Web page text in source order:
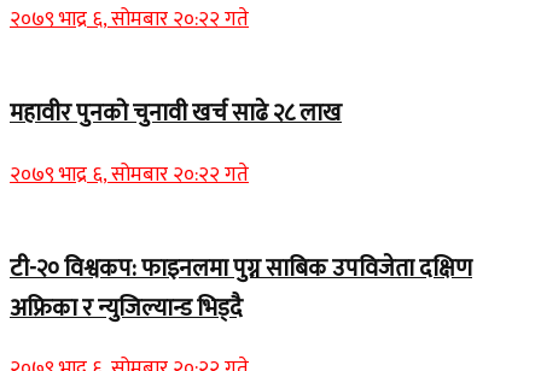
२०७९ भाद्र ६, सोमबार २०:२२ गते
महावीर पुनको चुनावी खर्च साढे २८ लाख
२०७९ भाद्र ६, सोमबार २०:२२ गते
टी-२० विश्वकप: फाइनलमा पुग्न साबिक उपविजेता दक्षिण
अफ्रिका र न्युजिल्यान्ड भिड्दै